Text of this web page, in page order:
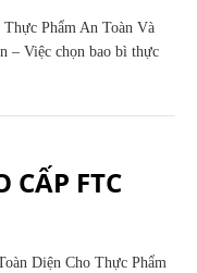
Phẩm An Toàn Và
– Việc chọn bao bì thực
CẤP FTC
Diện Cho Thực Phẩm